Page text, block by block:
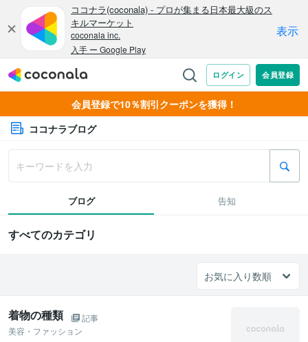
会員登録で10％割引クーポンを獲得！
ココナラブログ
ブログ 告知
すべてのカテゴリ
着物の種類
記事
美容・ファッション